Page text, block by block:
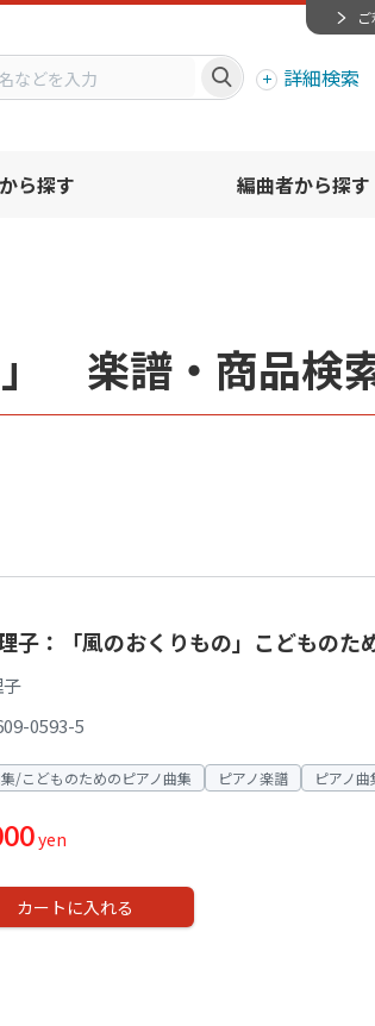
詳細検索
ら探す 編曲者から探す
楽譜・商品検
子：「風のおくりもの」こどものた
0593-5
/こどものためのピアノ曲集 ピアノ楽譜 ピアノ曲
yen
カートに入れる